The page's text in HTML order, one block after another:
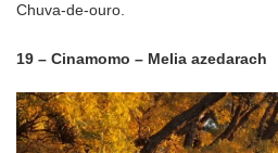
Chuva-de-ouro.
19 – Cinamomo – Melia azedarach